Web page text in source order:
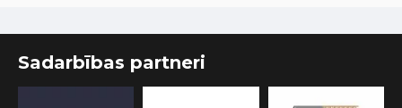
Sadarbības partneri